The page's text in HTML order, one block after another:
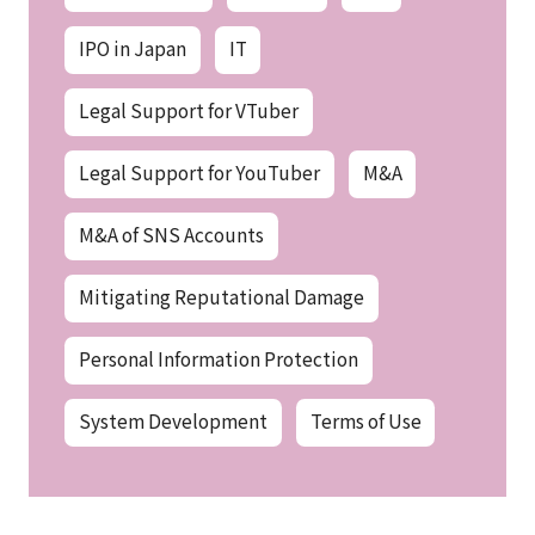
IPO in Japan IT
Legal Support for VTuber
Legal Support for YouTuber M&A
M&A of SNS Accounts
Mitigating Reputational Damage
Personal Information Protection
System Development Terms of Use